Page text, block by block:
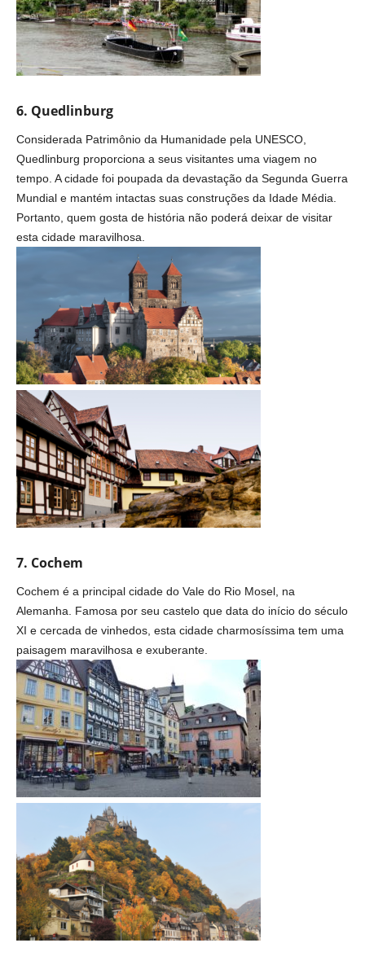
6. Quedlinburg
Considerada Patrimônio da Humanidade pela UNESCO,
Quedlinburg proporciona a seus visitantes uma viagem no
tempo. A cidade foi poupada da devastação da Segunda Guerra
Mundial e mantém intactas suas construções da Idade Média.
Portanto, quem gosta de história não poderá deixar de visitar
esta cidade maravilhosa.
7. Cochem
Cochem é a principal cidade do Vale do Rio Mosel, na
Alemanha. Famosa por seu castelo que data do início do século
XI e cercada de vinhedos, esta cidade charmosíssima tem uma
paisagem maravilhosa e exuberante.